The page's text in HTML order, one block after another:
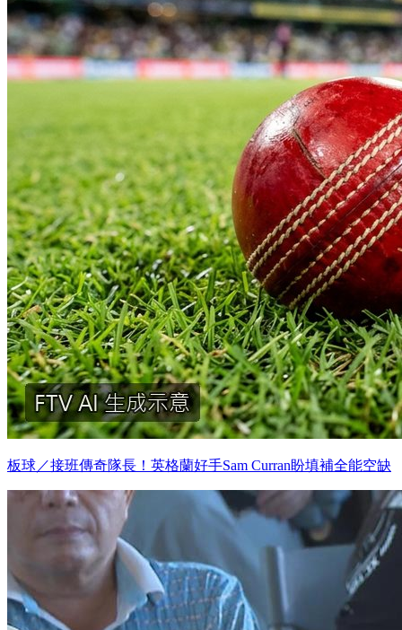
板球／接班傳奇隊長！英格蘭好手Sam Curran盼填補全能空缺